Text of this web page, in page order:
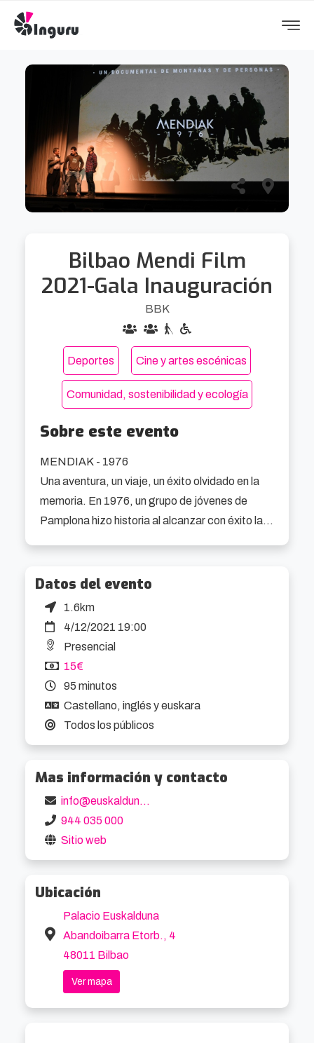
Bilbao Mendi Film
2021-Gala Inauguración
BBK
Deportes Cine y artes escénicas
Comunidad, sostenibilidad y ecología
Sobre este evento
MENDIAK - 1976
Una aventura, un viaje, un éxito olvidado en la
memoria. En 1976, un grupo de jóvenes de
Pamplona hizo historia al alcanzar con éxito la
alegría se convirtió en tristeza. Durante el
descenso, ocurrió un accidente: uno de los
miembros del grupo murió y otro quedó
gravemente herido. Gracias a la ayuda de una
compañero y esa experiencia fraguó una
Datos del evento
1.6km
4/12/2021 19:00
Presencial
15€
95 minutos
Castellano, inglés y euskara
Todos los públicos
Mas información y contacto
info@euskalduna.eus
944 035 000
Sitio web
Ubicación
Palacio Euskalduna
Abandoibarra Etorb., 4
48011 Bilbao
Ver mapa